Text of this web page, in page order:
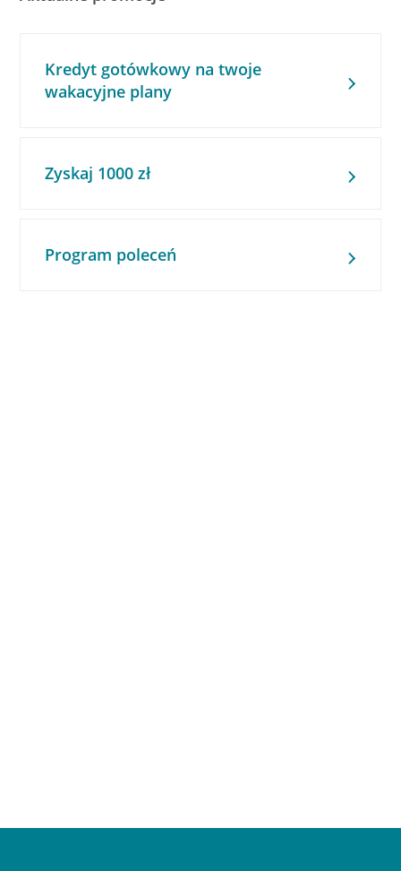
Kredyt gotówkowy na twoje
wakacyjne plany
Zyskaj 1000 zł
Program poleceń